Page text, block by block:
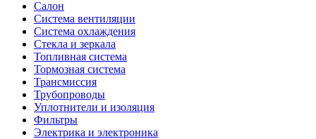
Салон
Система вентиляции
Система охлаждения
Стекла и зеркала
Топливная система
Тормозная система
Трансмиссия
Трубопроводы
Уплотнители и изоляция
Фильтры
Электрика и электроника